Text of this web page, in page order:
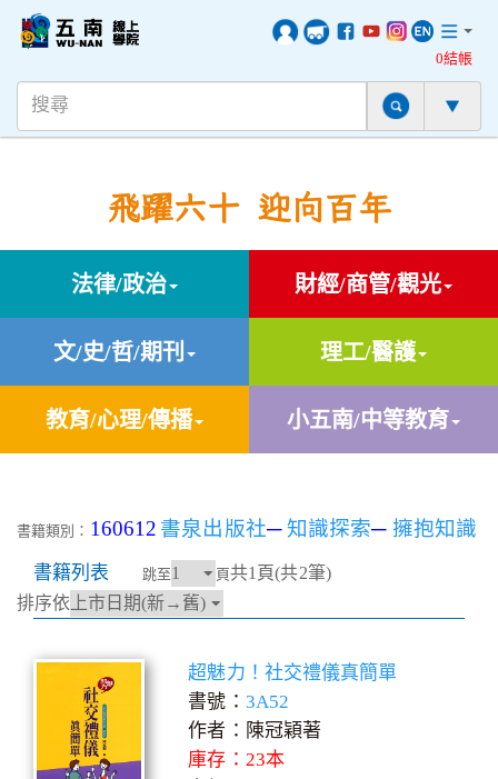
0結帳
飛躍六十 迎向百年
法律/政治 財經/商管/觀光
文/史/哲/期刊 理工/醫護
教育/心理/傳播 小五南/中等教育
書籍類別： 160612 書泉出版社─知識探索─ 擁抱知識
書籍列表 跳至 頁共1頁(共2筆)
排序依
超魅力！社交禮儀真簡單
書號： 3A52
作者：陳冠穎著
庫存：23本